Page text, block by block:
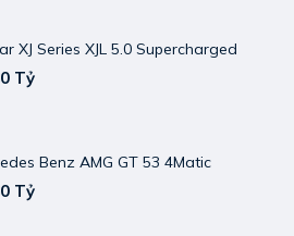
XJ Series XJL 5.0 Supercharged
Tỷ
Benz AMG GT 53 4Matic
Tỷ